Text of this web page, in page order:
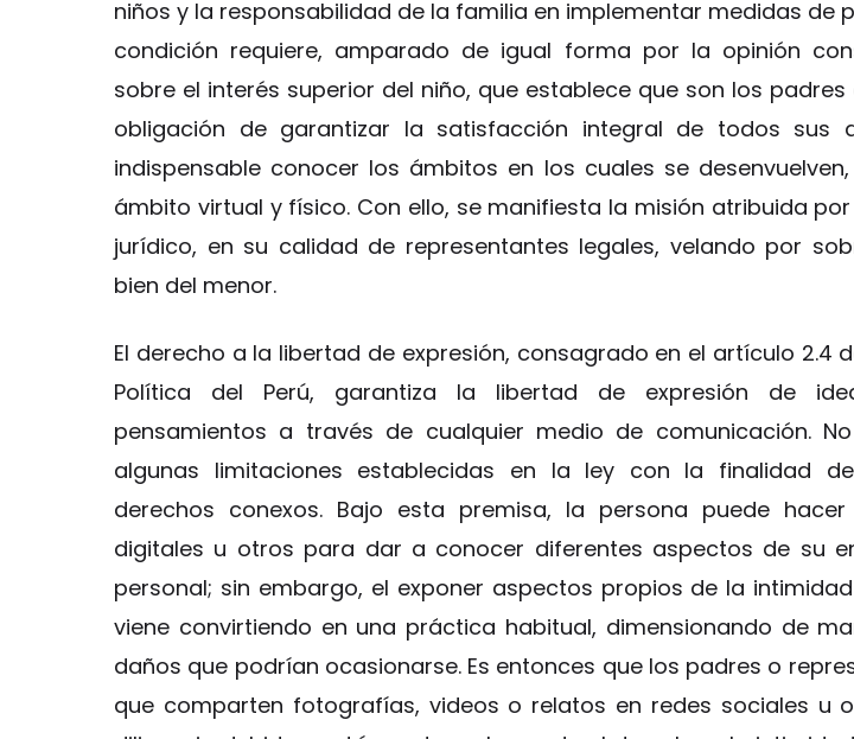
niños y la responsabilidad de la familia en implementar medidas de
condición requiere, amparado de igual forma por la opinión
sobre el interés superior del niño, que establece que son los padres
obligación de garantizar la satisfacción integral de todos sus
indispensable conocer los ámbitos en los cuales se
ámbito virtual y físico. Con ello, se manifiesta la misión atribuida
jurídico, en su calidad de representantes legales, velando por
bien del menor.
El derecho a la libertad de expresión, consagrado en el artículo 2.4
Política del Perú, garantiza la libertad de expresión de
pensamientos a través de cualquier medio de comunicación.
algunas limitaciones establecidas en la ley con la finalidad
derechos conexos. Bajo esta premisa, la persona puede
digitales u otros para dar a conocer diferentes aspectos de su
personal; sin embargo, el exponer aspectos propios de la
viene convirtiendo en una práctica habitual, dimensionando de
daños que podrían ocasionarse. Es entonces que los padres o
que comparten fotografías, videos o relatos en redes sociales u